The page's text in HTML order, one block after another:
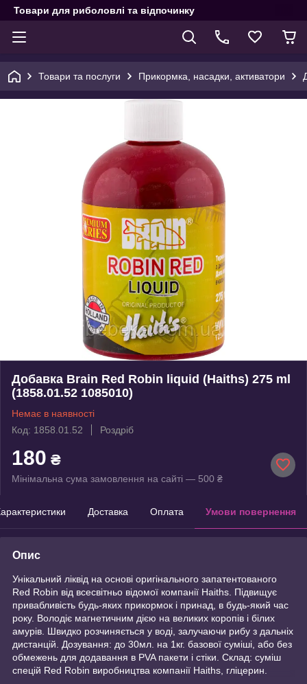
Товари для риболовлі та відпочинку
Товари та послуги Прикормка, насадки, активатори
Добавка Brain Red Robin liquid (Haiths) 275 ml
(1858.01.52 1085010)
Немає в наявності
Код: 1858.01.52
Роздріб
180 ₴
Мінімальна сума замовлення на сайті — 500 ₴
Доставка Оплата Умови повернення
Опис
Унікальний ліквід на основі оригінального запатентованого
Red Robin від всесвітньо відомої компанії Haiths. Підвищує
привабливість будь-яких прикормок і принад, в будь-який час
року. Володіє магнетичним дією на великих коропів і білих
амурів. Швидко розчиняється у воді, залучаючи рибу з дальніх
дистанцій. Дозування: до 30мл. на 1кг. базової суміші, або без
обмежень для додавання в PVA пакети і стіки. Склад: суміш
спецій Red Robin виробництва компанії Haiths, гліцерин.